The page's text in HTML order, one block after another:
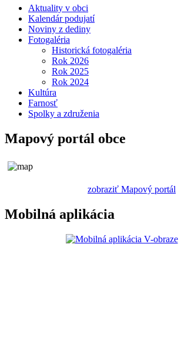
Aktuality v obci
Kalendár podujatí
Noviny z dediny
Fotogaléria
Historická fotogaléria
Rok 2026
Rok 2025
Rok 2024
Kultúra
Farnosť
Spolky a združenia
Mapový portál obce
zobraziť Mapový portál
Mobilná aplikácia